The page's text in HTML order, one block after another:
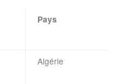
Pays
Algérie